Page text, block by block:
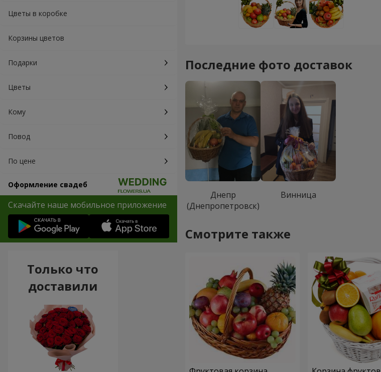
Цветы в коробке
Корзины цветов
Подарки
Цветы
Кому
Повод
По цене
Оформление свадеб
Скачайте наше мобильное приложение
Последние фото доставок
Днепр
(Днепропетровск)
Винница
Смотрите также
Только что
доставили